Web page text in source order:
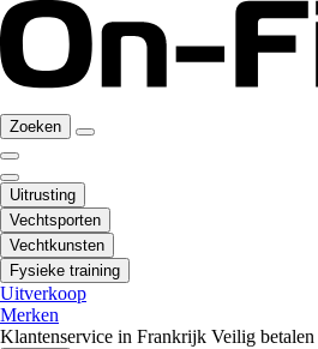
Zoeken
Uitrusting
Vechtsporten
Vechtkunsten
Fysieke training
Uitverkoop
Merken
Klantenservice in Frankrijk Veilig betalen